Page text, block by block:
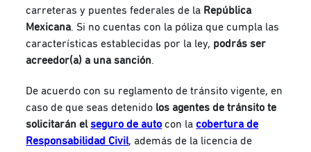
carreteras y puentes federales de la República
Mexicana. Si no cuentas con la póliza que cumpla las
características establecidas por la ley, podrás ser
acreedor(a) a una sanción.
De acuerdo con su reglamento de tránsito vigente, en
caso de que seas detenido los agentes de tránsito te
solicitarán elseguro de auto con la cobertura de
Responsabilidad Civil, además de la licencia de